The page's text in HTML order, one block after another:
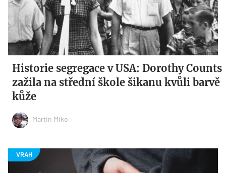
Historie segregace v USA: Dorothy Counts
zažila na střední škole šikanu kvůli barvě
kůže
Martin Miko